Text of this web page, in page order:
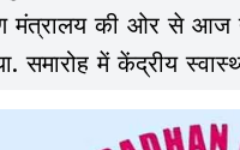
मंत्रालय की ओर से
समारोह में केंद्रीय